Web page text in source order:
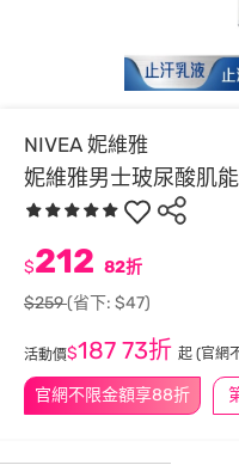
NIVEA 妮維雅
妮維雅男士玻尿酸肌
官網不限金額享88折
$212 82折
$259(省下: $47)
活動價$187 73折 起 (官網